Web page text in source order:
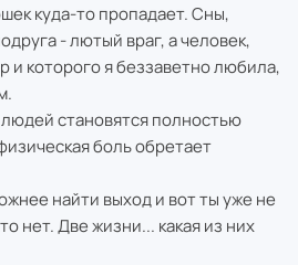
куда-то пропадает. Сны,
- лютый враг, а человек,
и которого я беззаветно любила,
становятся полностью
боль обретает
найти выход и вот ты уже не
нет. Две жизни... какая из них